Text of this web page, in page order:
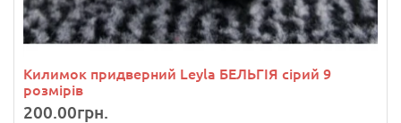
Килимок придверний Leyla БЕЛЬГІЯ сірий 9
розмірів
200.00грн.